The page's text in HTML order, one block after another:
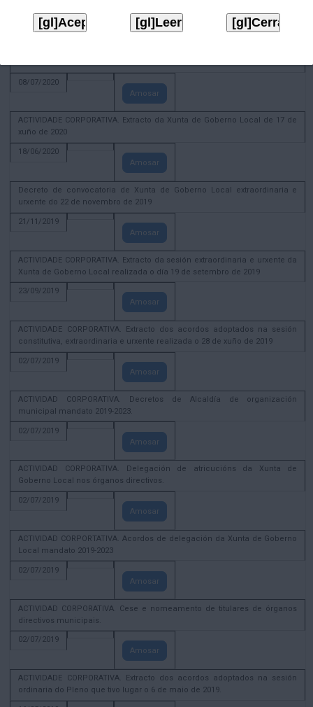
28/12/2020
Amosar
ACTIVIDADE CORPORATIVA. Extracto do Pleno ordinario de data 2.7.2020
08/07/2020
Amosar
ACTIVIDADE CORPORATIVA. Extracto da Xunta de Goberno Local de 17 de
xuño de 2020
18/06/2020
Amosar
Decreto de convocatoria de Xunta de Goberno Local extraordinaria e
urxente do 22 de novembro de 2019
21/11/2019
Amosar
ACTIVIDADE CORPORATIVA. Extracto da sesión extraordinaria e urxente da
Xunta de Goberno Local realizada o día 19 de setembro de 2019
23/09/2019
Amosar
ACTIVIDADE CORPORATIVA. Extracto dos acordos adoptados na sesión
constitutiva, extraordinaria e urxente realizada o 28 de xuño de 2019
02/07/2019
Amosar
ACTIVIDAD CORPORATIVA. Decretos de Alcaldía de organización
municipal mandato 2019-2023.
02/07/2019
Amosar
ACTIVIDAD CORPORATIVA. Delegación de atricucións da Xunta de
Goberno Local nos órganos directivos.
02/07/2019
Amosar
ACTIVIDAD CORPORTATIVA. Acordos de delegación da Xunta de Goberno
Local mandato 2019-2023
02/07/2019
Amosar
ACTIVIDAD CORPORATIVA. Cese e nomeamento de titulares de órganos
directivos municipais.
02/07/2019
Amosar
ACTIVIDADE CORPORATIVA. Extracto dos acordos adoptados na sesión
ordinaria do Pleno que tivo lugar o 6 de maio de 2019.